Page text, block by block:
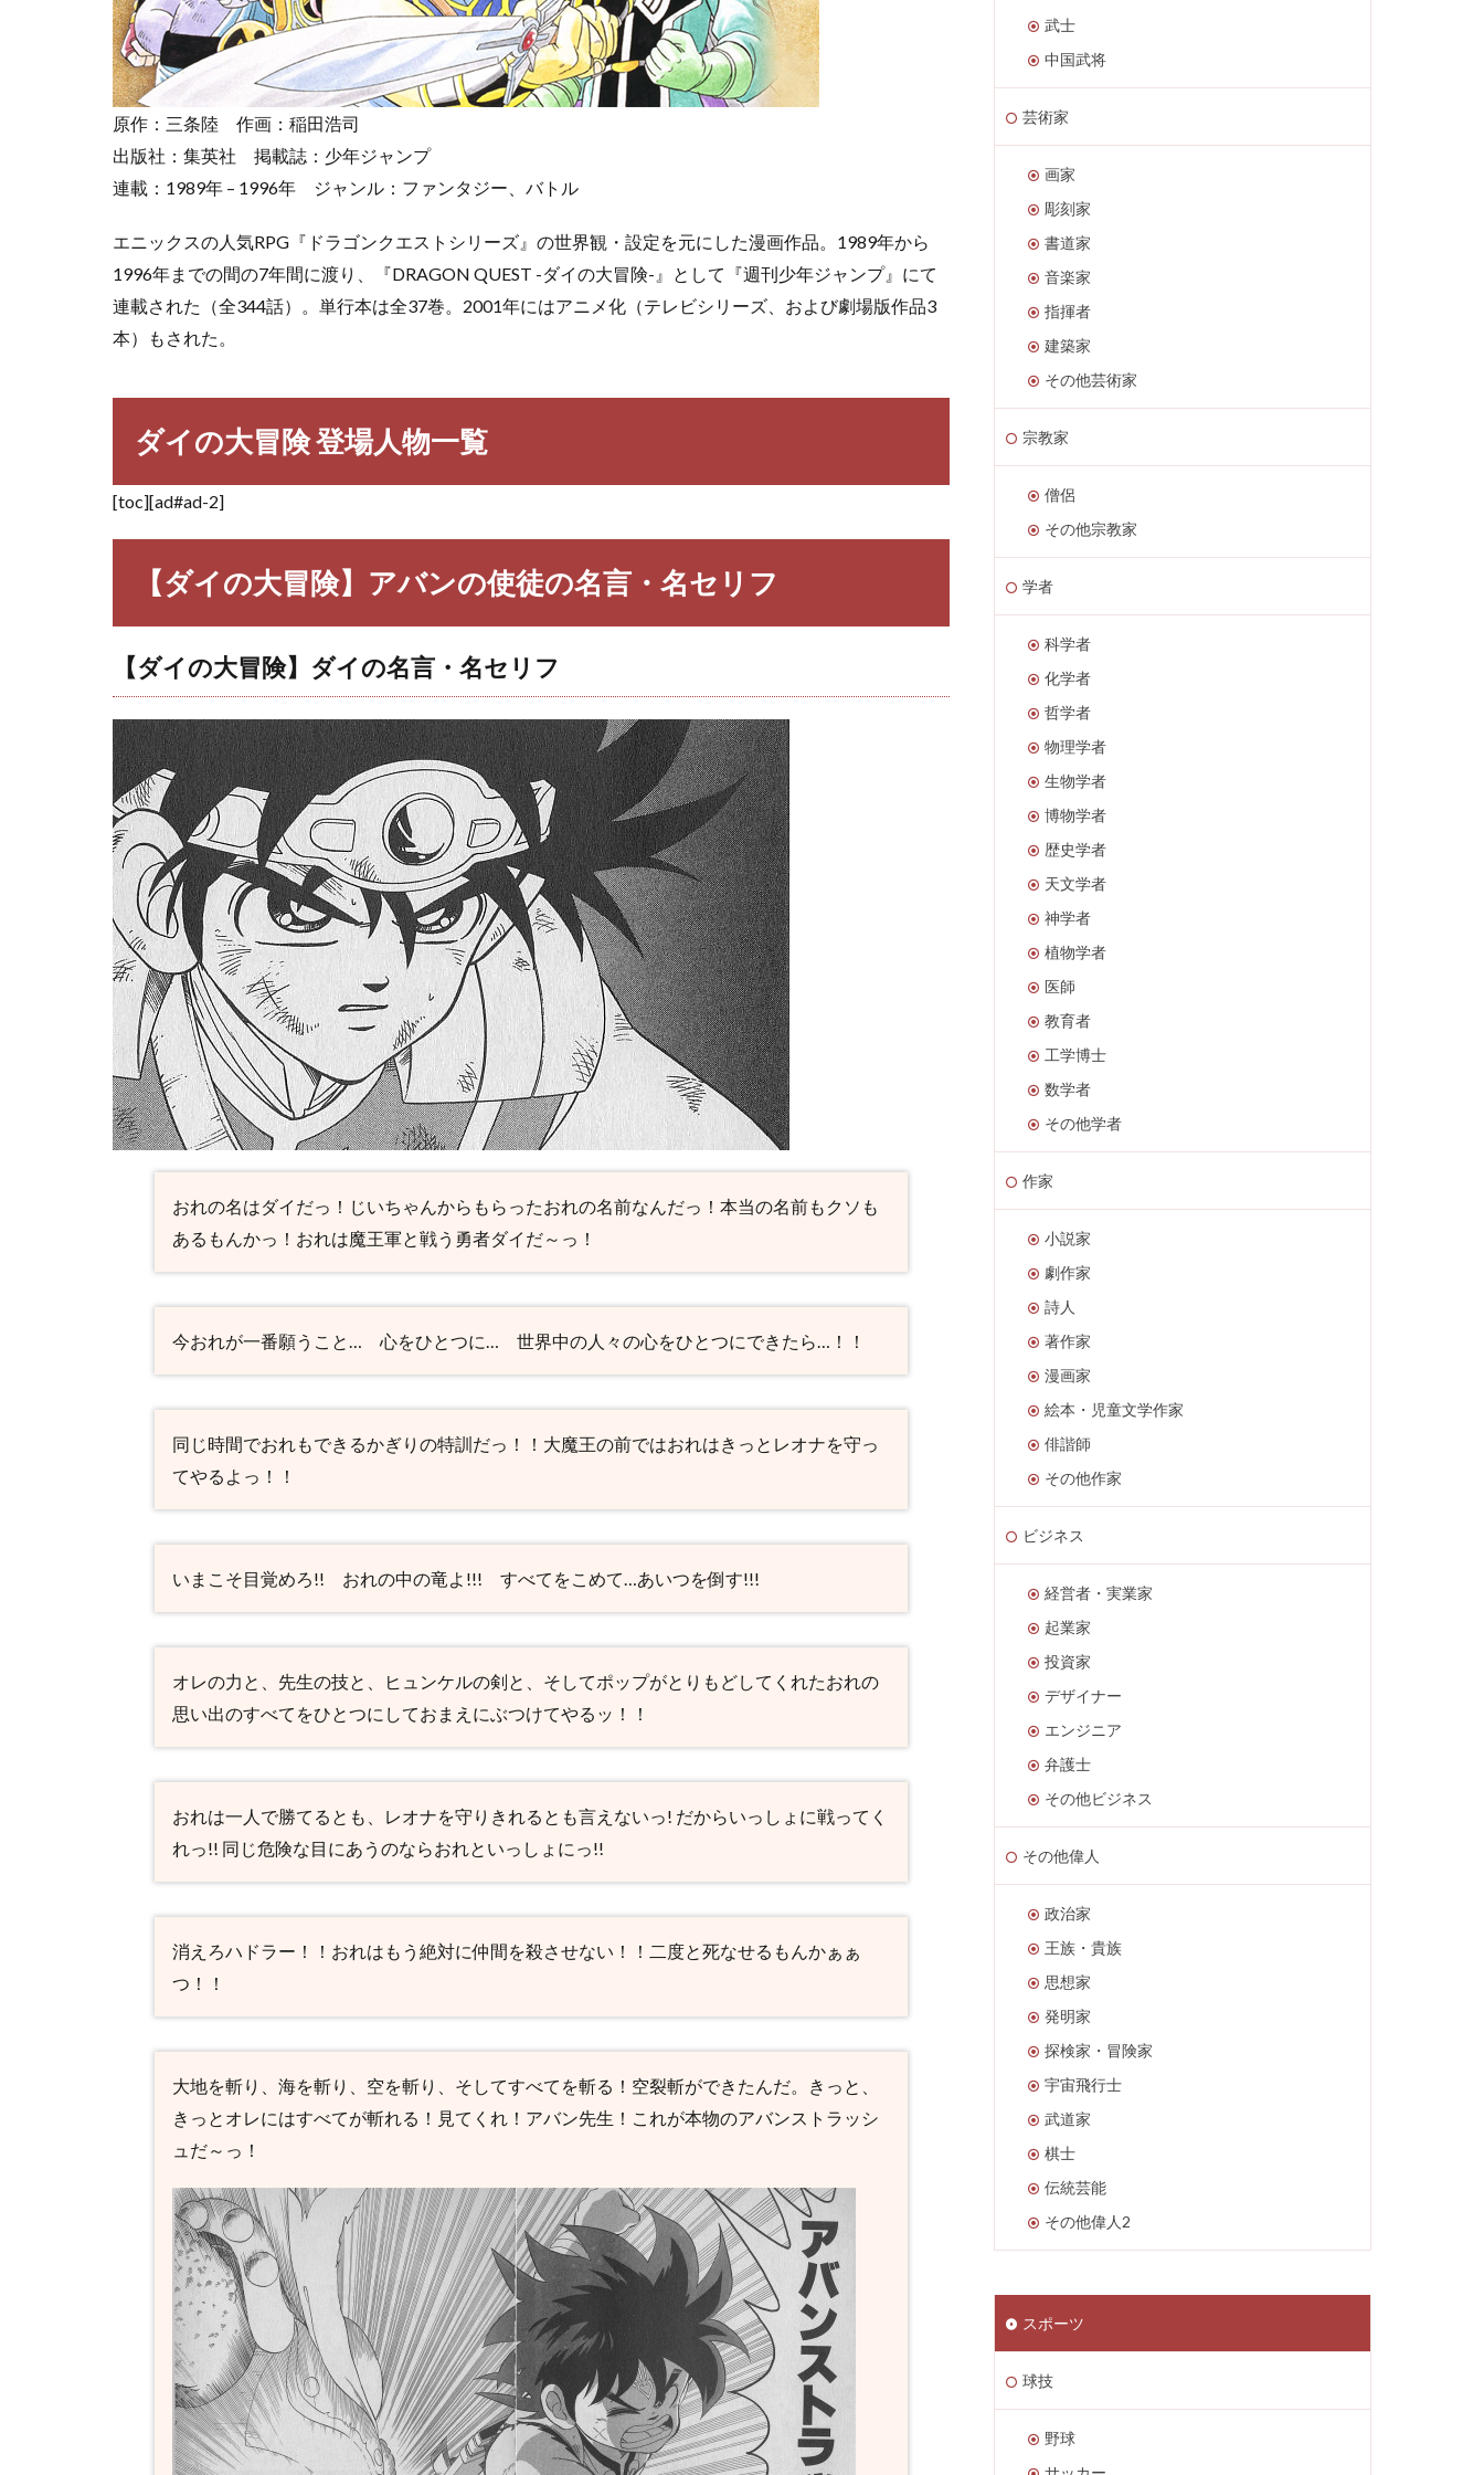
ンの
使徒
の名
リフ
3.1
【ダ
大冒
ダイ
の名
【ダ
大冒
名
言・
名セ
イの
大冒
険】
マァ
ムの
名
言・
名セ
リフ
3.4
【ダ
イの
大冒
険】
ヒュ
ンケ
ルの
名
言・
名セ
リフ
イの
険】
レオ
言・
名セ
リフ
イの
過去
の勇
者た
ちの
名セ
リフ
4.1
大冒
険】
名
リフ
4.2
【ダ
大冒
険】
マト
リフ
の名
言・
名セ
リフ
5
【ダ
イの
大冒
原作：三条陸 作画：稲田浩司
出版社：集英社 掲載誌：少年ジャンプ
連載：1989年 – 1996年 ジャンル：ファンタジー、バトル
エニックスの人気RPG『ドラゴンクエストシリーズ』の世界観・設定を元にした漫画作品。1989年から
1996年までの間の7年間に渡り、『DRAGON QUEST -ダイの大冒険-』として『週刊少年ジャンプ』にて
連載された（全344話）。単行本は全37巻。2001年にはアニメ化（テレビシリーズ、および劇場版作品3
本）もされた。
ダイの大冒険 登場人物一覧
[toc][ad#ad-2]
【ダイの大冒険】アバンの使徒の名言・名セリフ
【ダイの大冒険】ダイの名言・名セリフ
おれの名はダイだっ！じいちゃんからもらったおれの名前なんだっ！本当の名前もクソも
あるもんかっ！おれは魔王軍と戦う勇者ダイだ～っ！
今おれが一番願うこと… 心をひとつに… 世界中の人々の心をひとつにできたら…！！
同じ時間でおれもできるかぎりの特訓だっ！！大魔王の前ではおれはきっとレオナを守っ
てやるよっ！！
いまこそ目覚めろ!! おれの中の竜よ!!! すべてをこめて…あいつを倒す!!!
オレの力と、先生の技と、ヒュンケルの剣と、そしてポップがとりもどしてくれたおれの
思い出のすべてをひとつにしておまえにぶつけてやるッ！！
おれは一人で勝てるとも、レオナを守りきれるとも言えないっ! だからいっしょに戦ってく
れっ!! 同じ危険な目にあうのならおれといっしょにっ!!
消えろハドラー！！おれはもう絶対に仲間を殺させない！！二度と死なせるもんかぁぁ
つ！！
大地を斬り、海を斬り、空を斬り、そしてすべてを斬る！空裂斬ができたんだ。きっと、
きっとオレにはすべてが斬れる！見てくれ！アバン先生！これが本物のアバンストラッシ
ュだ～っ！
武士
中国武将
芸術家
画家
彫刻家
書道家
音楽家
指揮者
建築家
その他芸術家
宗教家
僧侶
その他宗教家
学者
科学者
化学者
哲学者
物理学者
生物学者
博物学者
歴史学者
天文学者
神学者
植物学者
医師
教育者
工学博士
数学者
その他学者
作家
小説家
劇作家
詩人
著作家
漫画家
絵本・児童文学作家
俳諧師
その他作家
ビジネス
経営者・実業家
起業家
投資家
デザイナー
エンジニア
弁護士
その他ビジネス
その他偉人
政治家
王族・貴族
思想家
発明家
探検家・冒険家
宇宙飛行士
武道家
棋士
伝統芸能
その他偉人2
スポーツ
球技
野球